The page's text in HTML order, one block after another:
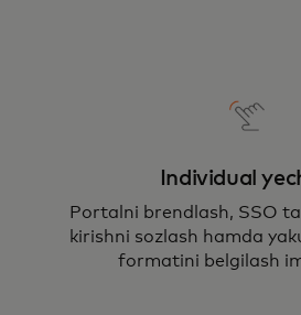
Individual
Portalni brendlash, SSO
kirishni sozlash hamda
formatini belgilash